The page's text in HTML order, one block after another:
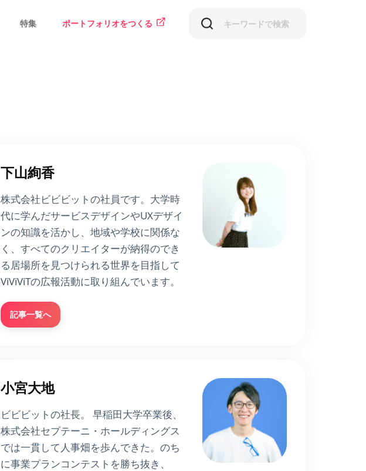
特集 ポートフォリオをつくる
下山絢香
株式会社ビビビットの社員です。大学時
代に学んだサービスデザインやUXデザイ
ンの知識を活かし、地域や学校に関係な
く、すべてのクリエイターが納得のでき
る居場所を見つけられる世界を目指して
ViViViTの広報活動に取り組んでいます。
記事一覧へ
小宮大地
ビビビットの社長。 早稲田大学卒業後、
株式会社セプテーニ・ホールディングス
では一貫して人事畑を歩んできた。のち
に事業プランコンテストを勝ち抜き、